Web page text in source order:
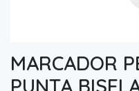
MARCADOR
PUNTA